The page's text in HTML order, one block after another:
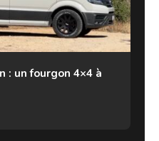
: un fourgon 4×4 à